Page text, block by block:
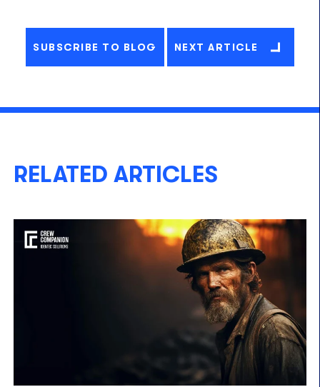
SUBSCRIBE TO BLOG NEXT ARTICLE
RELATED ARTICLES